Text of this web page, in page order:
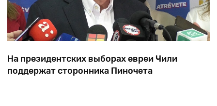
На президентских выборах евреи Чили
поддержат сторонника Пиночета